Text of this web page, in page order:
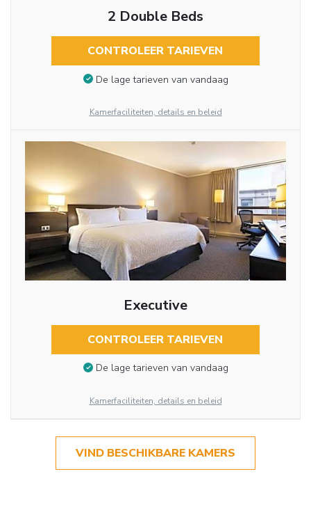
2 Double Beds
CONTROLEER TARIEVEN
De lage tarieven van vandaag
Kamerfaciliteiten, details en beleid
Executive
CONTROLEER TARIEVEN
De lage tarieven van vandaag
Kamerfaciliteiten, details en beleid
VIND BESCHIKBARE KAMERS